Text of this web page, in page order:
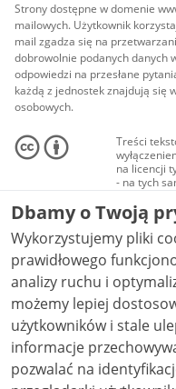
Strony dostępne w domenie
mailowych. Użytkownik
mail zgadza się na
dobrowolnie podanych danych
odpowiedzi na przesłane
każdą z jednostek znajdują się
osobowych.
Treści
na licencji
- na tych
Materiały
audio i
Creative
NC-ND
Dbamy o Twoją
Wykorzystujemy pliki
prawidłowego
analizy ruchu i optymalizacji
możemy lepiej
użytkowników i stale ulepszać
informacje
pozwalać na